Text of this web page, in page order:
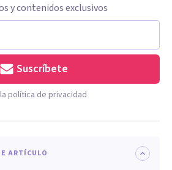
y contenidos exclusivos
Suscríbete
política de privacidad
ARTÍCULO